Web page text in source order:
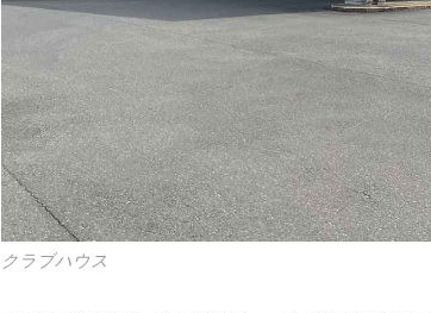
クラブハウス